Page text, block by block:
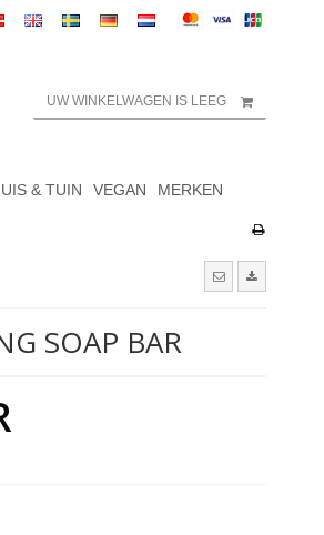
UW WINKELWAGEN IS LEEG
& TUIN VEGAN MERKEN
SOAP BAR